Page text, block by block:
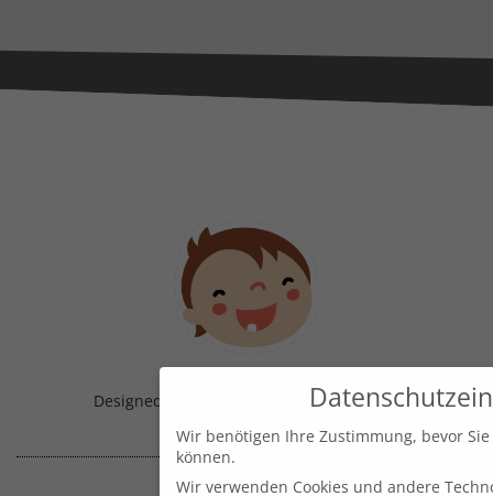
Designed & Handmade with in Austria!
Wir benötigen Ihre Zustimmung, bevor
können.
Wir verwenden Cookies und andere